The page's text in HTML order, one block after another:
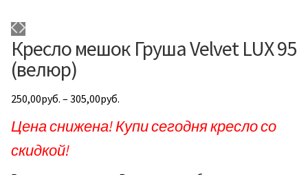
Кресло мешок Груша Velvet LUX 95
(велюр)
250,00руб. – 305,00руб.
Цена снижена! Купи сегодня кресло со
скидкой!